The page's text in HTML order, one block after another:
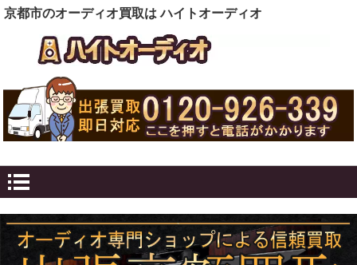
京都市のオーディオ買取は ハイトオーディオ